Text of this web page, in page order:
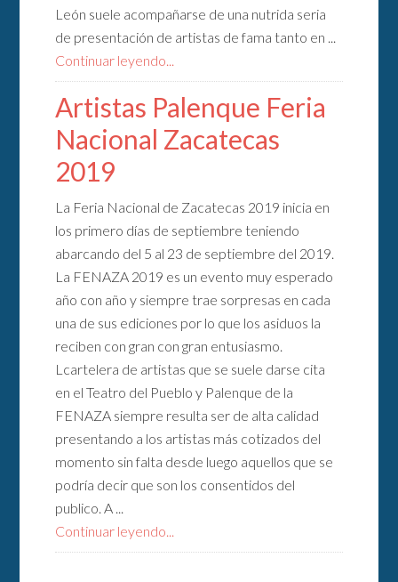
León suele acompañarse de una nutrida seria
de presentación de artistas de fama tanto en ...
Continuar leyendo...
Artistas Palenque Feria
Nacional Zacatecas
2019
La Feria Nacional de Zacatecas 2019 inicia en
los primero días de septiembre teniendo
abarcando del 5 al 23 de septiembre del 2019.
La FENAZA 2019 es un evento muy esperado
año con año y siempre trae sorpresas en cada
una de sus ediciones por lo que los asiduos la
reciben con gran con gran entusiasmo.
Lcartelera de artistas que se suele darse cita
en el Teatro del Pueblo y Palenque de la
FENAZA siempre resulta ser de alta calidad
presentando a los artistas más cotizados del
momento sin falta desde luego aquellos que se
podría decir que son los consentidos del
publico. A ...
Continuar leyendo...